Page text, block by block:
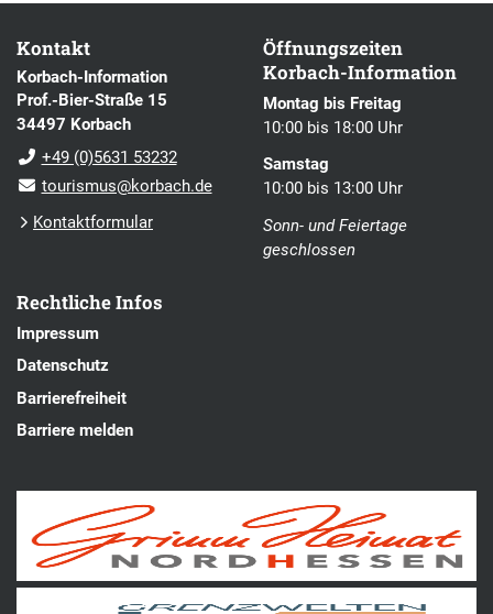
Kontakt
Korbach-Information
Prof.-Bier-Straße 15
34497 Korbach
+49 (0)5631 53232
tourismus@korbach.de
Kontaktformular
Öffnungszeiten
Korbach-Information
Montag bis Freitag
10:00 bis 18:00 Uhr
Samstag
10:00 bis 13:00 Uhr
Sonn- und Feiertage
geschlossen
Rechtliche Infos
Impressum
Datenschutz
Barrierefreiheit
Barriere melden